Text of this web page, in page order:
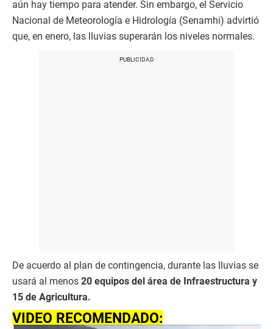
aún hay tiempo para atender. Sin embargo, el Servicio
Nacional de Meteorología e Hidrología (Senamhi) advirtió
que, en enero, las lluvias superarán los niveles normales.
De acuerdo al plan de contingencia, durante las lluvias se
usará al menos 20 equipos del área de Infraestructura y
15 de Agricultura.
VIDEO RECOMENDADO: